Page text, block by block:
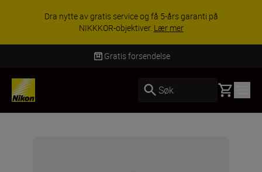
Dra nytte av gratis service og få 5-års garanti på
NIKKKOR-objektiver. Lær mer
Gratis forsendelse
Søk Basket